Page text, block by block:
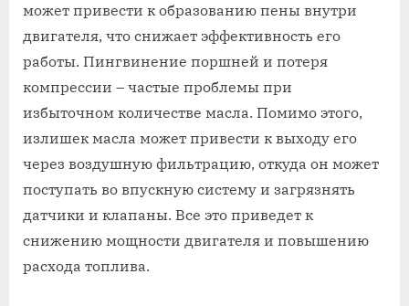
может привести к образованию пены внутри
двигателя, что снижает эффективность его
работы. Пингвинение поршней и потеря
компрессии – частые проблемы при
избыточном количестве масла. Помимо этого,
излишек масла может привести к выходу его
через воздушную фильтрацию, откуда он может
поступать во впускную систему и загрязнять
датчики и клапаны. Все это приведет к
снижению мощности двигателя и повышению
расхода топлива.